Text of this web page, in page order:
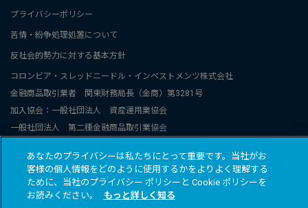
プライバシーポリシー
苦情・紛争処理処置について
反社会的勢力に対する基本方針
コロンビア・スレッドニードル・インベストメンツ株式会社
金融商品取引業者 関東財務局長（金商）第3281号
加入協会：一般社団法人 資産運用業協会
一般社団法人 第二種金融商品取引業協会
スレッドニードル関連グループ会社のグローバルブランド名称です。
© 2026 COLUMBIA THREADNEEDLE INVESTMENTS JAPAN CO., Ltd.
All rights reserved.
あなたのプライバシーは私たちにとって重要です。当社がお
客様の個人情報をどのように使用するかをよりよく理解する
ために、当社のプライバシー ポリシーと Cookie ポリシーを
お読みください。
もっと詳しく知る